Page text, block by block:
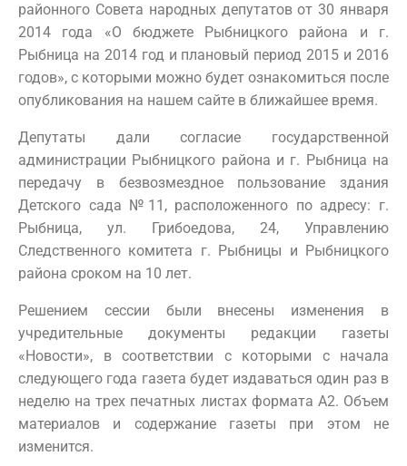
районного Совета народных депутатов от 30 января
2014 года «О бюджете Рыбницкого района и г.
Рыбница на 2014 год и плановый период 2015 и 2016
годов», с которыми можно будет ознакомиться после
опубликования на нашем сайте в ближайшее время.
Депутаты дали согласие государственной
администрации Рыбницкого района и г. Рыбница на
передачу в безвозмездное пользование здания
Детского сада №11, расположенного по адресу: г.
Рыбница, ул. Грибоедова, 24, Управлению
Следственного комитета г. Рыбницы и Рыбницкого
района сроком на 10 лет.
Решением сессии были внесены изменения в
учредительные документы редакции газеты
«Новости», в соответствии с которыми с начала
следующего года газета будет издаваться один раз в
неделю на трех печатных листах формата А2. Объем
материалов и содержание газеты при этом не
изменится.